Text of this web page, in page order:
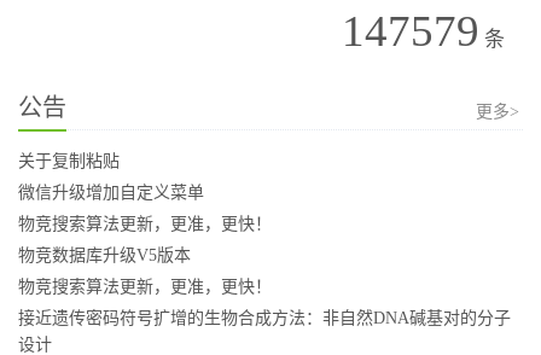
147579 条
公告 更多>
关于复制粘贴
微信升级增加自定义菜单
物竞搜索算法更新，更准，更快！
物竞数据库升级V5版本
物竞搜索算法更新，更准，更快！
接近遗传密码符号扩增的生物合成方法：非自然DNA碱基对的分子
设计